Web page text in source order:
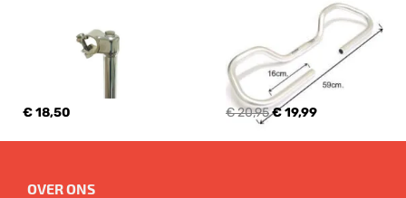
€ 18,50 € 20,95€ 19,99
OVER ONS